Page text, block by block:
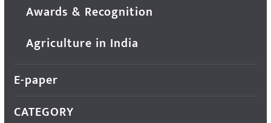
Awards & Recognition
Agriculture in India
E-paper
CATEGORY